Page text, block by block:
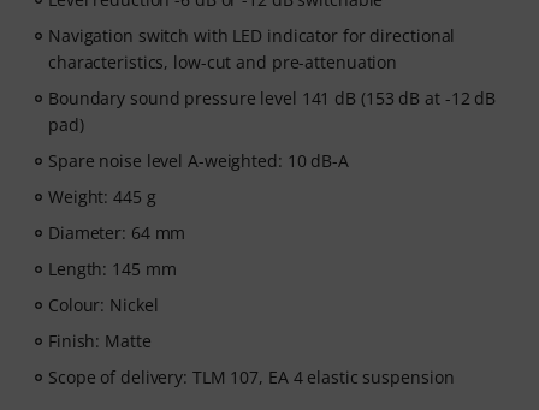
Navigation switch with LED indicator for directional
characteristics, low-cut and pre-attenuation
Boundary sound pressure level 141 dB (153 dB at -12 dB
pad)
Spare noise level A-weighted: 10 dB-A
Weight: 445 g
Diameter: 64 mm
Length: 145 mm
Colour: Nickel
Finish: Matte
Scope of delivery: TLM 107, EA 4 elastic suspension